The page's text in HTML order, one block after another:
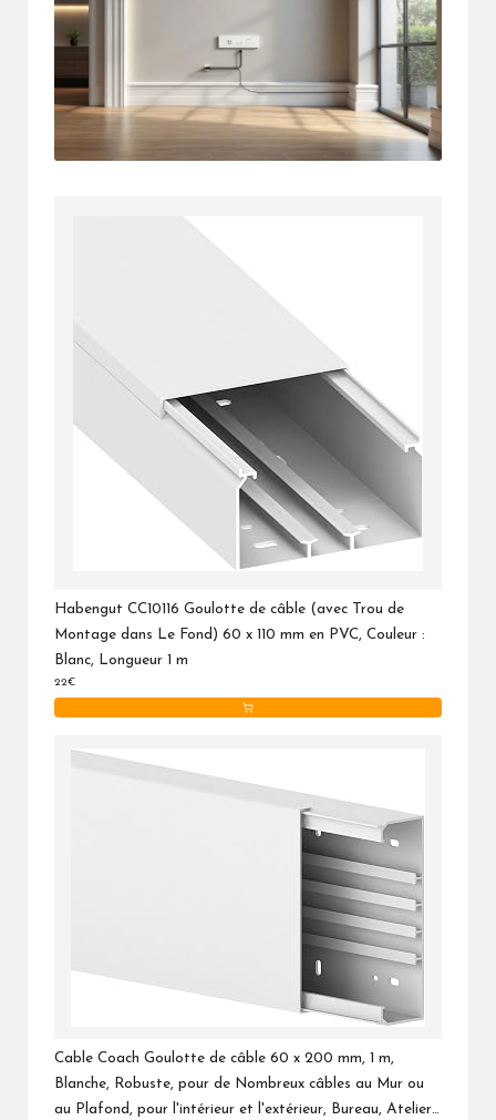
Habengut CC10116 Goulotte de câble (avec Trou de
Montage dans Le Fond) 60 x 110 mm en PVC, Couleur :
Blanc, Longueur 1 m
22€
Cable Coach Goulotte de câble 60 x 200 mm, 1 m,
Blanche, Robuste, pour de Nombreux câbles au Mur ou
au Plafond, pour l'intérieur et l'extérieur, Bureau, Atelier,